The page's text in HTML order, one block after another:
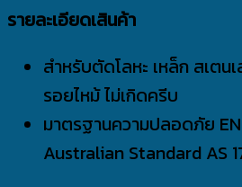
รายละเอียดเสินค้า
สำหรับตัดโลหะ เหล็ก สเตน
รอยไหม้ ไม่เกิดครีบ
มาตรฐานความปลอดภัย
Australian Standard AS